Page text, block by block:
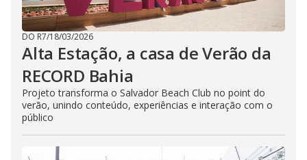
DO R7/18/03/2026
Alta Estação, a casa de Verão da
RECORD Bahia
Projeto transforma o Salvador Beach Club no point do
verão, unindo conteúdo, experiências e interação com o
público